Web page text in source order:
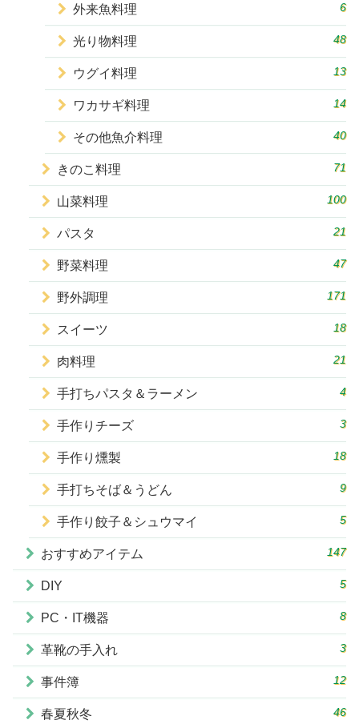
外来魚料理 6
光り物料理 48
ウグイ料理 13
ワカサギ料理 14
その他魚介料理 40
きのこ料理 71
山菜料理 100
パスタ 21
野菜料理 47
野外調理 171
スイーツ 18
肉料理 21
手打ちパスタ＆ラーメン 4
手作りチーズ 3
手作り燻製 18
手打ちそば＆うどん 9
手作り餃子＆シュウマイ 5
おすすめアイテム 147
DIY 5
PC・IT機器 8
革靴の手入れ 3
事件簿 12
春夏秋冬 46